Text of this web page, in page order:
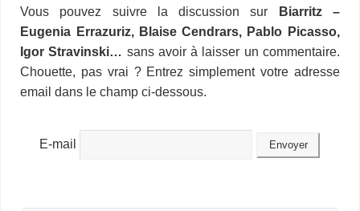
o
o
k
d
I
n
r
d
s
k
y
e
s
t
c
e
e
r
A
p
p
n
g
e
M
a
i
l
P
r
e
s
a
g
e
r
Vous pouvez suivre la discussion sur Biarritz –
Eugenia Errazuriz, Blaise Cendrars, Pablo Picasso,
Igor Stravinski… sans avoir à laisser un commentaire.
Chouette, pas vrai ? Entrez simplement votre adresse
email dans le champ ci-dessous.
E-mail